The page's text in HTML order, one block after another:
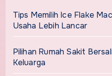
Tips Memilih Ice Flake
Usaha Lebih Lancar
Pilihan Rumah Sakit
Keluarga